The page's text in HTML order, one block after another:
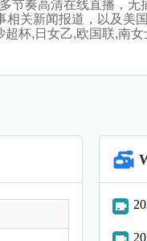
奏高清在线直播，无
关新闻报道，以及美
杯,日女乙,欧国联,南